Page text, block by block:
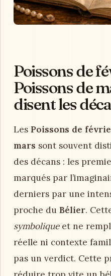
Poissons de
Poissons de
disent les
Les Poissons de
mars sont souvent
des décans : les
marqués par
derniers par une
proche du Bélier.
symboliqueet ne
réelle ni contexte
pas un verdict. Cette